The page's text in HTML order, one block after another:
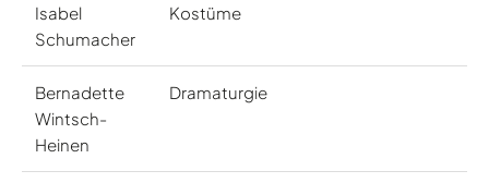
Isabel
Schumacher
Kostüme
Bernadette
Wintsch-
Heinen
Dramaturgie